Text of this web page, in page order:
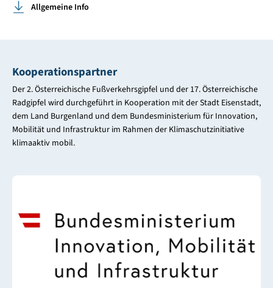
Allgemeine Info
Kooperationspartner
Der 2. Österreichische Fußverkehrsgipfel und der 17. Österreichische
Radgipfel wird durchgeführt in Kooperation mit der Stadt Eisenstadt,
dem Land Burgenland und dem Bundesministerium für Innovation,
Mobilität und Infrastruktur im Rahmen der Klimaschutzinitiative
klimaaktiv mobil.